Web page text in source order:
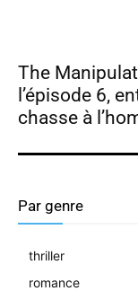
The
l’épisode 6,
chasse à
Par genre
thriller
romance